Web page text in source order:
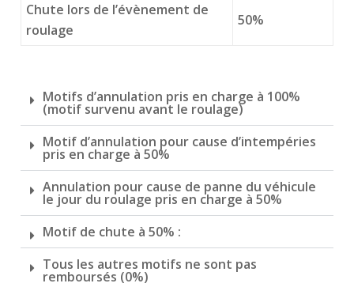
Chute lors de l’évènement de
roulage
50%
Motifs d’annulation pris en charge à 100%
(motif survenu avant le roulage)
Motif d’annulation pour cause d’intempéries
pris en charge à 50%
Annulation pour cause de panne du véhicule
le jour du roulage pris en charge à 50%
Motif de chute à 50% :
Tous les autres motifs ne sont pas
remboursés (0%)